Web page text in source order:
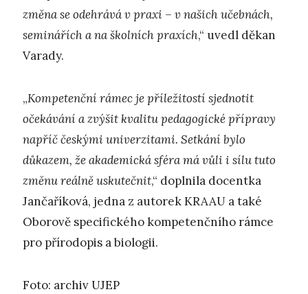
změna se odehrává v praxi – v našich učebnách,
seminářích a na školních praxích,“ uvedl děkan
Varady.
„Kompetenční rámec je příležitostí sjednotit
očekávání a zvýšit kvalitu pedagogické přípravy
napříč českými univerzitami. Setkání bylo
důkazem, že akademická sféra má vůli i sílu tuto
změnu reálně uskutečnit,“ doplnila docentka
Jančaříková, jedna z autorek KRAAU a také
Oborově specifického kompetenčního rámce
pro přírodopis a biologii.
Foto: archiv UJEP